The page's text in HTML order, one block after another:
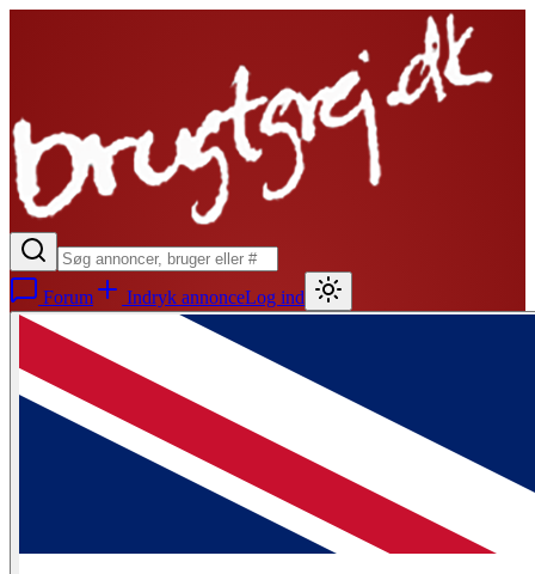
Forum Indryk annonceLog ind